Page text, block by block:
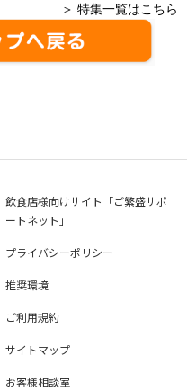
＞ 特集一覧はこちら
飲食店様向けサイト「ご繁盛サポ
ートネット」
プライバシーポリシー
推奨環境
ご利用規約
サイトマップ
お客様相談室